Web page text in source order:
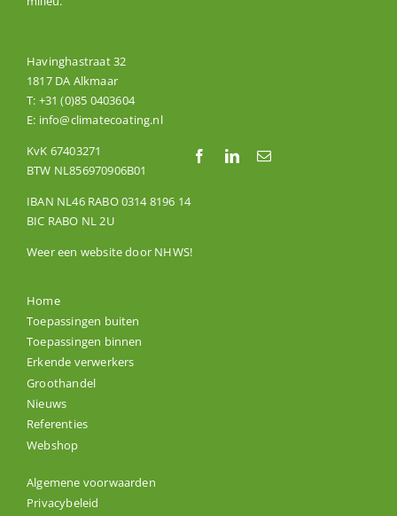
Home
Toepassingen buiten
Toepassingen binnen
Erkende verwerkers
Groothandel
Nieuws
Referenties
Webshop
Algemene voorwaarden
Privacybeleid
Havinghastraat 32
1817 DA Alkmaar
T: +31 (0)85 0403604
E: info@climatecoating.nl
KvK 67403271
BTW NL856970906B01
IBAN NL46 RABO 0314 8196 14
BIC RABO NL 2U
Weer een website door NHWS!